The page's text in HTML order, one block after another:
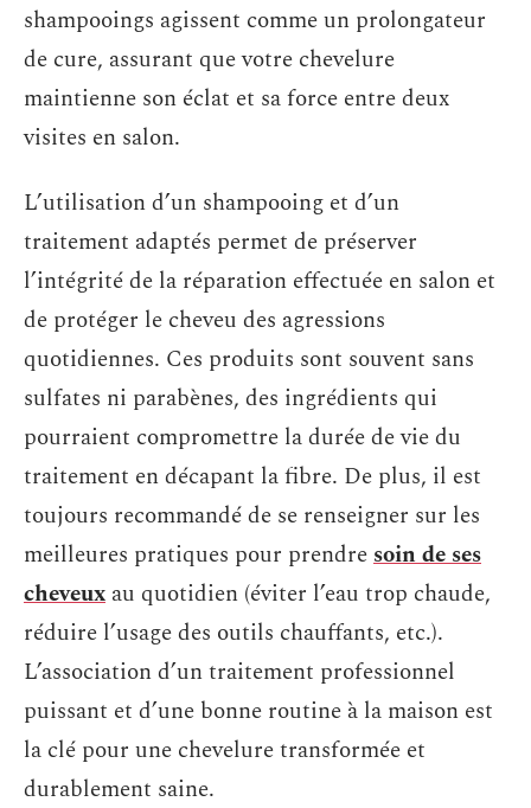
shampooings agissent comme un prolongateur
de cure, assurant que votre chevelure
maintienne son éclat et sa force entre deux
visites en salon.
L’utilisation d’un shampooing et d’un
traitement adaptés permet de préserver
l’intégrité de la réparation effectuée en salon et
de protéger le cheveu des agressions
quotidiennes. Ces produits sont souvent sans
sulfates ni parabènes, des ingrédients qui
pourraient compromettre la durée de vie du
traitement en décapant la fibre. De plus, il est
toujours recommandé de se renseigner sur les
meilleures pratiques pour prendresoin de ses
cheveux au quotidien (éviter l’eau trop chaude,
réduire l’usage des outils chauffants, etc.).
L’association d’un traitement professionnel
puissant et d’une bonne routine à la maison est
la clé pour une chevelure transformée et
durablement saine.